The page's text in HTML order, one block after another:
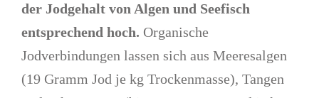
der Jodgehalt von Algen und Seefisch
entsprechend hoch. Organische
Jodverbindungen lassen sich aus Meeresalgen
(19 Gramm Jod je kg Trockenmasse), Tangen